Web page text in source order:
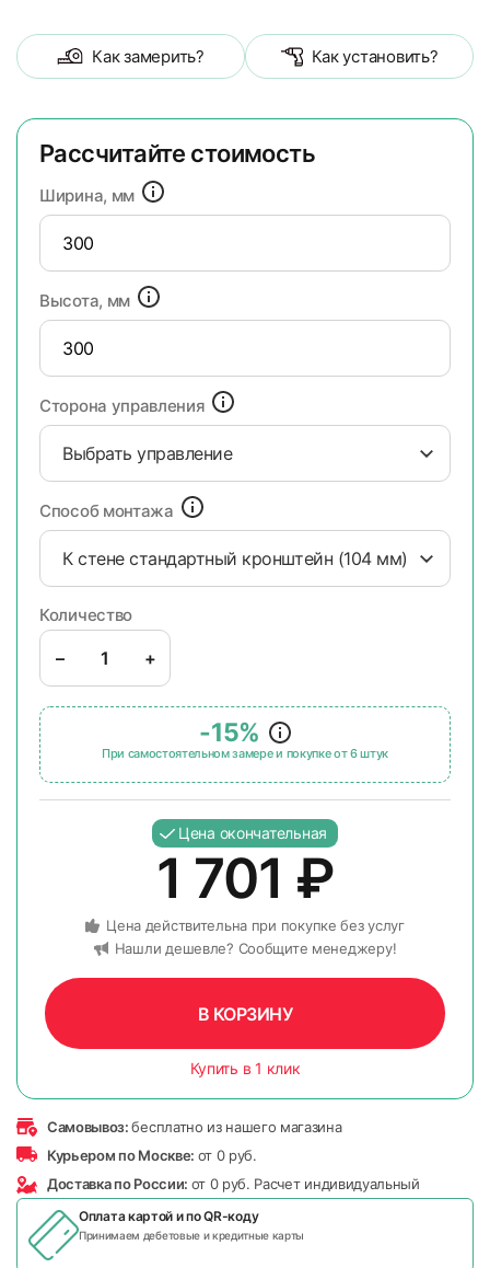
Как замерить? Как установить?
Рассчитайте стоимость
Ширина, мм
Высота, мм
Сторона управления
Выбрать управление
Способ монтажа
К стене стандартный кронштейн (104 мм)
Количество
– +
-15%
При самостоятельном замере и покупке от 6 штук
Цена окончательная
1 701 ₽
Цена действительна при покупке без услуг
Нашли дешевле? Сообщите менеджеру!
В КОРЗИНУ
Купить в 1 клик
Самовывоз:бесплатно из нашего магазина
Курьером по Москве: от 0 руб.
Доставка по России: от 0 руб. Расчет индивидуальный
Оплата картой и поQR-коду
Принимаем дебетовые и кредитные карты